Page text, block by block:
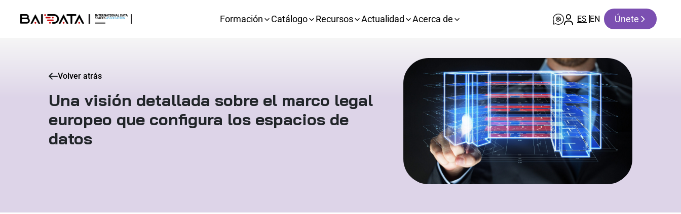
Formación Catálogo Recursos Actualidad Acerca de ES EN Únete
Volver atrás
Una visión detallada sobre el marco legal
europeo que configura los espacios de
datos